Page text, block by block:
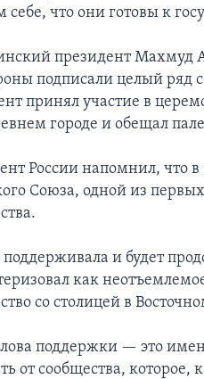
что они готовы к
президент Махмуд
подписали целый ряд
принял участие в
городе и обещал
России напомнил, что в
Союза, одной из
и будет
как
со столицей в
поддержки — это
от сообщества,